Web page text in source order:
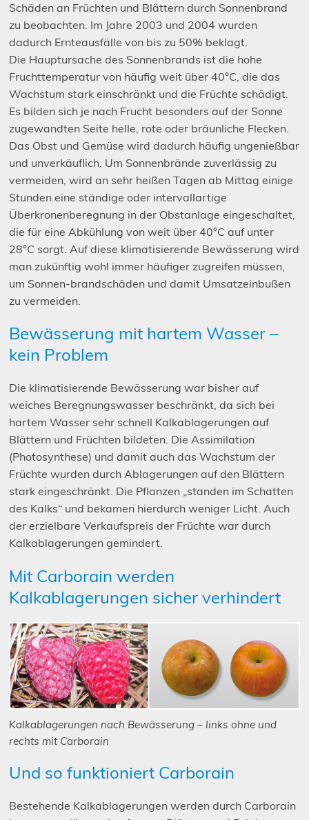
Schäden an Früchten und Blättern durch Sonnenbrand
zu beobachten. Im Jahre 2003 und 2004 wurden
dadurch Ernteausfälle von bis zu 50% beklagt.
Die Hauptursache des Sonnenbrands ist die hohe
Fruchttemperatur von häufig weit über 40°C, die das
Wachstum stark einschränkt und die Früchte schädigt.
Es bilden sich je nach Frucht besonders auf der Sonne
zugewandten Seite helle, rote oder bräunliche Flecken.
Das Obst und Gemüse wird dadurch häufig ungenießbar
und unverkäuflich. Um Sonnenbrände zuverlässig zu
vermeiden, wird an sehr heißen Tagen ab Mittag einige
Stunden eine ständige oder intervallartige
Überkronenberegnung in der Obstanlage eingeschaltet,
die für eine Abkühlung von weit über 40°C auf unter
28°C sorgt. Auf diese klimatisierende Bewässerung wird
man zukünftig wohl immer häufiger zugreifen müssen,
um Sonnen-brandschäden und damit Umsatzeinbußen
zu vermeiden.
Bewässerung mit hartem Wasser –
kein Problem
Die klimatisierende Bewässerung war bisher auf
weiches Beregnungswasser beschränkt, da sich bei
hartem Wasser sehr schnell Kalkablagerungen auf
Blättern und Früchten bildeten. Die Assimilation
(Photosynthese) und damit auch das Wachstum der
Früchte wurden durch Ablagerungen auf den Blättern
stark eingeschränkt. Die Pflanzen „standen im Schatten
des Kalks“ und bekamen hierdurch weniger Licht. Auch
der erzielbare Verkaufspreis der Früchte war durch
Kalkablagerungen gemindert.
Mit Carborain werden
Kalkablagerungen sicher verhindert
Kalkablagerungen nach Bewässerung – links ohne und
rechts mit Carborain
Und so funktioniert Carborain
Bestehende Kalkablagerungen werden durch Carborain